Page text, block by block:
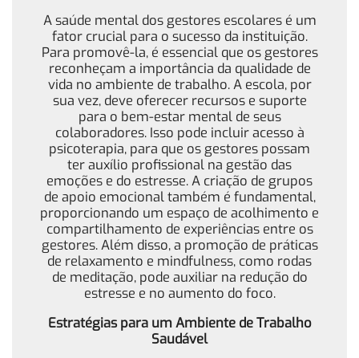
A saúde mental dos gestores escolares é um
fator crucial para o sucesso da instituição.
Para promovê-la, é essencial que os gestores
reconheçam a importância da qualidade de
vida no ambiente de trabalho. A escola, por
sua vez, deve oferecer recursos e suporte
para o bem-estar mental de seus
colaboradores. Isso pode incluir acesso à
psicoterapia, para que os gestores possam
ter auxílio profissional na gestão das
emoções e do estresse. A criação de grupos
de apoio emocional também é fundamental,
proporcionando um espaço de acolhimento e
compartilhamento de experiências entre os
gestores. Além disso, a promoção de práticas
de relaxamento e mindfulness, como rodas
de meditação, pode auxiliar na redução do
estresse e no aumento do foco.
Estratégias para um Ambiente de Trabalho
Saudável